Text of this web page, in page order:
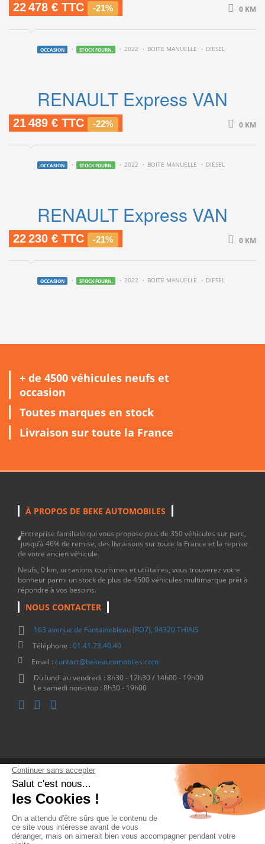
22 478 € TTC -21% 0 KM
OCCASION STOCK FOURN. 2022 BOITE MANUELLE DIESEL
RENAULT Express VAN
21 489 € TTC -22% 0 KM
OCCASION STOCK FOURN. 2022 BOITE MANUELLE DIESEL
RENAULT Express VAN
22 230 € TTC -21% 0 KM
OCCASION STOCK FOURN. 2022 BOITE MANUELLE DIESEL
+ de 4500 véhicules neufs et
occasion
Toutes marques en stock
Livraison sur toute la France
À PROPOS DE BEKE AUTOMOBILES
Entreprise familiale qui vous propose plus de 350 véhicules sur parc,
jusqu’à 46% de remise, des livraisons sur toute la France et la reprise
de votre ancien véhicule.
Neufs, 0 km, occasions tourismes et utilitaires, vous trouverez votre
bonheur parmi un stock de plus de 4500 véhicules multimarque prêt à
répondre à vos besoins.
NOUS CONTACTER
163 avenue de Fontainebleau (RD7), 94320 THIAIS
Téléphone : 01.41.73.40.40
Email : contact@bekeautomobiles.com
Du lundi au vendredi : 8h30 - 12h30 / 14h00 - 19h00
Le samedi non-stop : 8h30 - 19h00
Copyright © 2026 - Beke Automobiles
Site internet réalisé par D-impulse
- Tous droits réservés
Accueil Suzuki Isuzu MG Reprise Financement
À propos
Contact
Blog Connexion Inscription
Plan du site